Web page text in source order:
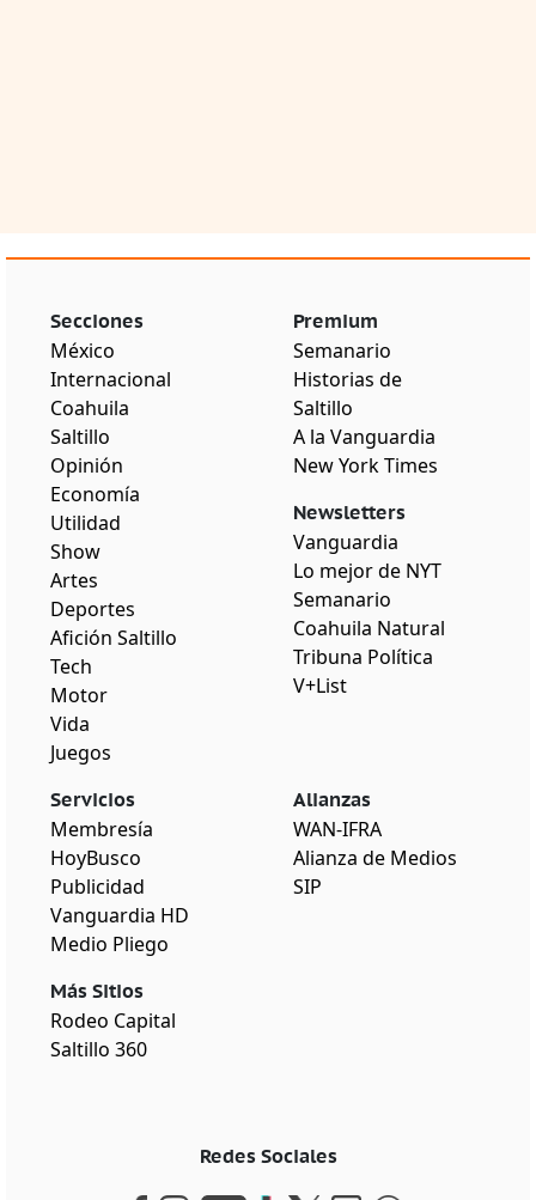
Secciones
México
Internacional
Coahuila
Saltillo
Opinión
Economía
Utilidad
Show
Artes
Deportes
Afición Saltillo
Tech
Motor
Vida
Juegos
Premium
Semanario
Historias de
Saltillo
A la Vanguardia
New York Times
Newsletters
Vanguardia
Lo mejor de NYT
Semanario
Coahuila Natural
Tribuna Política
V+List
Servicios
Membresía
HoyBusco
Publicidad
Vanguardia HD
Medio Pliego
Más Sitios
Rodeo Capital
Saltillo 360
Alianzas
WAN-IFRA
Alianza de Medios
SIP
Redes Sociales